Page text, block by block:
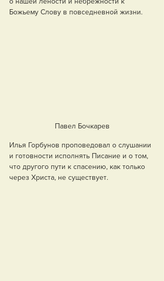
Божьему Слову в повседневной жизни.
Павел Бочкарев
Илья Горбунов проповедовал о слушании
и готовности исполнять Писание и о том,
что другого пути к спасению, как только
через Христа, не существует.